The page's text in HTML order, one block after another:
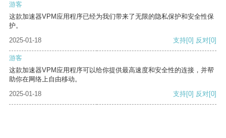
游客
这款加速器VPM应用程序已经为我们带来了无限的隐私保护和安全性保
护。
2025-01-18
支持[0] 反对[0]
游客
这款加速器VPM应用程序可以给你提供最高速度和安全性的连接，并帮
助你在网络上自由移动。
2025-01-18
支持[0] 反对[0]